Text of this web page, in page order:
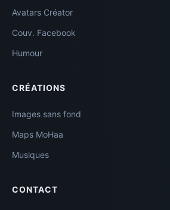
Avatars Créator
Couv. Facebook
Humour
CRÉATIONS
Images sans fond
Maps MoHaa
Musiques
CONTACT